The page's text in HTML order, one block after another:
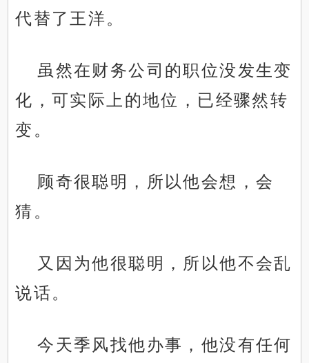
代替了王洋。
虽然在财务公司的职位没发生变
化，可实际上的地位，已经骤然转
变。
顾奇很聪明，所以他会想，会
猜。
又因为他很聪明，所以他不会乱
说话。
今天季风找他办事，他没有任何